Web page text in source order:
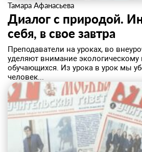
Тамара Афанасьева
Диалог с природой.
себя, в свое завтра
Преподаватели на уроках, во
уделяют внимание
обучающихся. Из урока в урок мы
человек...